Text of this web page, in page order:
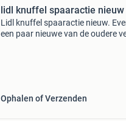
lidl knuffel spaaractie nieuw
Lidl knuffel spaaractie nieuw.
een paar nieuwe van de oudere
Ophalen of Verzenden